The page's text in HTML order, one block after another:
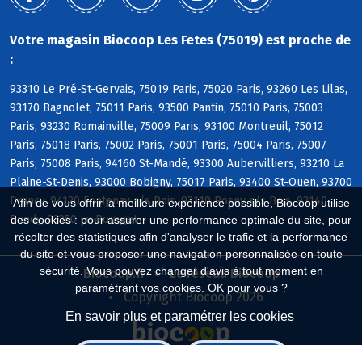
Afin de vous offrir la meilleure expérience possible, Biocoop utilise
des cookies : pour assurer une performance optimale du site, pour
récolter des statistiques afin d'analyser le trafic et la performance
du site et vous proposer une navigation personnalisée en toute
sécurité. Vous pouvez changer d'avis à tout moment en
paramétrant vos cookies. OK pour vous ?
En savoir plus et paramétrer les cookies
Votre magasin Biocoop Les Fetes (75019) est proche de
:
93310 Le Pré-St-Gervais, 75019 Paris, 75020 Paris, 93260 Les Lilas,
93170 Bagnolet, 75011 Paris, 93500 Pantin, 75010 Paris, 75003
Paris, 93230 Romainville, 75009 Paris, 93100 Montreuil, 75012
Paris, 75018 Paris, 75002 Paris, 75001 Paris, 75004 Paris, 75007
Paris, 75008 Paris, 94160 St-Mandé, 93300 Aubervilliers, 93210 La
Plaine-St-Denis, 93000 Bobigny, 75017 Paris, 93400 St-Ouen, 93700
Drancy, 94120 Fontenay s/s Bois, 93110 Rosny s/s Bois, 93140
Bondy, 93350 Le Bourget
Biocoop.fr
Le réseau Biocoop
Copyright Biocoop 2026